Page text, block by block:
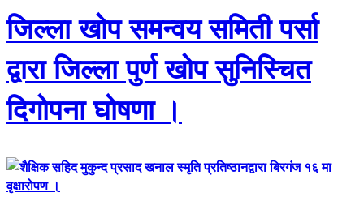
जिल्ला खोप समन्वय समिती पर्सा
द्वारा जिल्ला पुर्ण खोप सुनिस्चित
दिगोपना घोषणा ।